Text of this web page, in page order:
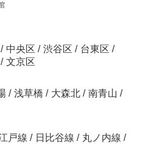
/ 中央区 / 渋谷区 / 台東区 /
/ 文京区
/ 浅草橋 / 大森北 / 南青山 /
戸線 / 日比谷線 / 丸ノ内線 /